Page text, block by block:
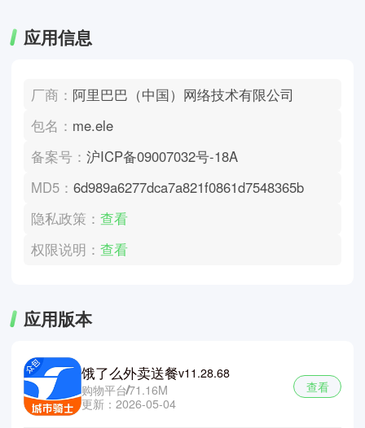
应用信息
厂商： 阿里巴巴（中国）网络技术有限公司
包名： me.ele
备案号：沪ICP备09007032号-18A
MD5：6d989a6277dca7a821f0861d7548365b
隐私政策：查看
权限说明：查看
应用版本
饿了么外卖送餐v11.28.68
购物平台71.16M
更新：2026-05-04
查看